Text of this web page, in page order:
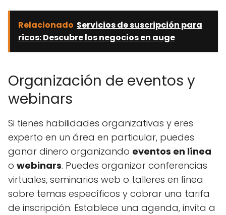
Relacionado Servicios de suscripción para
ricos: Descubre los negocios en auge
Organización de eventos y
webinars
Si tienes habilidades organizativas y eres
experto en un área en particular, puedes
ganar dinero organizando eventos en línea
o webinars. Puedes organizar conferencias
virtuales, seminarios web o talleres en línea
sobre temas específicos y cobrar una tarifa
de inscripción. Establece una agenda, invita a